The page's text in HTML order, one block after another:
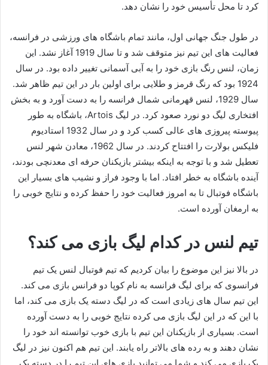
کرد تا محل تأسیس خود را نشان دهد.
در طول جنگ جهانی اول، مانند تمام باشگاه های ورزشی در فرانسه،
فعالیت های این تیم نیز متوقف شد و تا سال 1919 آغاز نشد. این
زمان، لنس رنگ بازی خود را به آبی آسمانی تغییر داده بود. در سال
1924 بود که رنگ قرمز و طلایی برای اولین بار در این تیم ظاهر شد.
سال 1929، لنس قهرمانی شمال فرانسه را به دست آورد و به بخش
افتخاری لیگ دو نورد صعود کرد. در لیگ Artois، باشگاه به طور
پیوسته پیروزی های عالی کسب کرد و در سال 1932 استادیوم
فلیکس بولارت را افتتاح کردند. در سال 1962، معادن شهر لنس
تعطیل شد و با توجه به اینکه بیشتر بازیکنان حرفه ای معدنچی بودند،
آینده باشگاه به خطر افتاد. اما با وجود فراز و نشیب های بسیار این
باشگاه فوتبال تا به امروز فعالیت خود را حفظ کرده و نتایج خوبی را
به ارمغان آورده است.
تیم لنس در کدام لیگ بازی می کند؟
در بالا نیز این موضوع را بیان کردیم که تیم فوتبال لنس یک تیم
فرانسوی که برای لیگ فرانسه به نام کوپا دو فرانس بازی می کند.
این تیم ‌سال های زیادی است که در لیگ دسته یک بازی می‌ کند، اما
با این که در این لیگ بازی می کرده نتایج خوبی را به دست آورده
است. بسیاری از بازیکنان این تیم با بازی خوب توانسته اند خود را
نشان دهند و به رده های بالاتر راه یابند. این تیم هم اکنون نیز در لیگ
یک بازی می کند و شما می توانید بازی های این تیم را در دسته یک